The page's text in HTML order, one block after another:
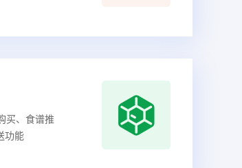
买、食谱推
功能